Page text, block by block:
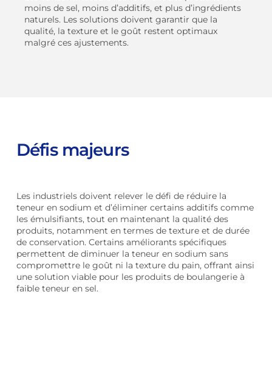
moins de sel, moins d’additifs, et plus d’ingrédients
naturels. Les solutions doivent garantir que la
qualité, la texture et le goût restent optimaux
malgré ces ajustements.
Défis majeurs
Les industriels doivent relever le défi de réduire la
teneur en sodium et d’éliminer certains additifs comme
les émulsifiants, tout en maintenant la qualité des
produits, notamment en termes de texture et de durée
de conservation. Certains améliorants spécifiques
permettent de diminuer la teneur en sodium sans
compromettre le goût ni la texture du pain, offrant ainsi
une solution viable pour les produits de boulangerie à
faible teneur en sel.